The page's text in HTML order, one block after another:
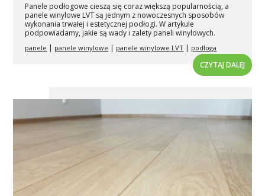
Panele podłogowe cieszą się coraz większą popularnością, a
panele winylowe LVT są jednym z nowoczesnych sposobów
wykonania trwałej i estetycznej podłogi. W artykule
podpowiadamy, jakie są wady i zalety paneli winylowych.
panele | panele winylowe | panele winylowe LVT | podłoga
CZYTAJ DALEJ